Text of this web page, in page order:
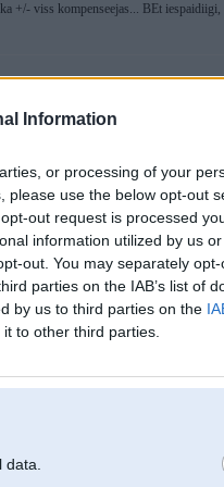
Information
or processing of your
please use the below opt-out
out request is processed
information utilized by us
out. You may separately
parties on the IAB’s list of
by us to third parties on the
to other third parties.
+/- viss kompenseejas... BEt iespaidiigi,